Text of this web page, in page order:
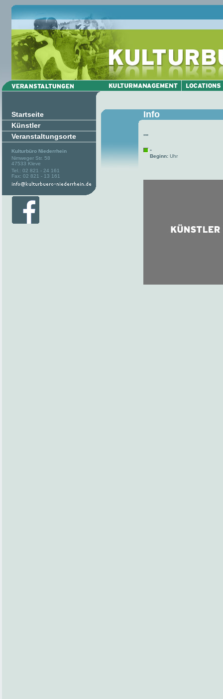
Startseite
Künstler
Veranstaltungsorte
Kulturbüro Niederrhein
Nimweger Str. 58
47533 Kleve
Tel.: 02 821 - 24 161
Fax: 02 821 - 13 161
Info
""
-
Beginn: Uhr